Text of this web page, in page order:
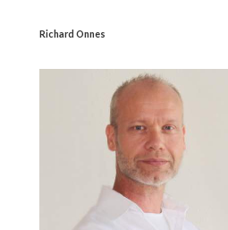
Richard Onnes